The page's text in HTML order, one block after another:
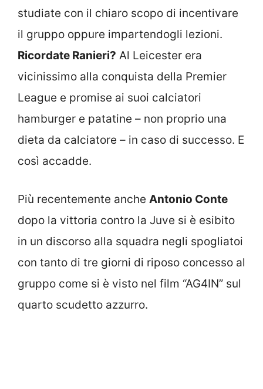
studiate con il chiaro scopo di incentivare
il gruppo oppure impartendogli lezioni.
Ricordate Ranieri? Al Leicester era
vicinissimo alla conquista della Premier
League e promise ai suoi calciatori
hamburger e patatine – non proprio una
dieta da calciatore – in caso di successo. E
così accadde.
Più recentemente anche Antonio Conte
dopo la vittoria contro la Juve si è esibito
in un discorso alla squadra negli spogliatoi
con tanto di tre giorni di riposo concesso al
gruppo come si è visto nel film “AG4IN” sul
quarto scudetto azzurro.